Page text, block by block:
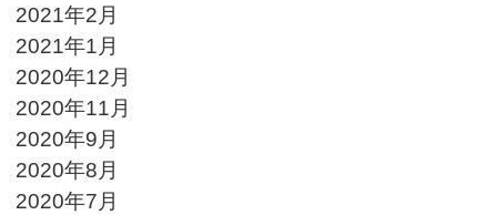
2021年2月
2021年1月
2020年12月
2020年11月
2020年9月
2020年8月
2020年7月